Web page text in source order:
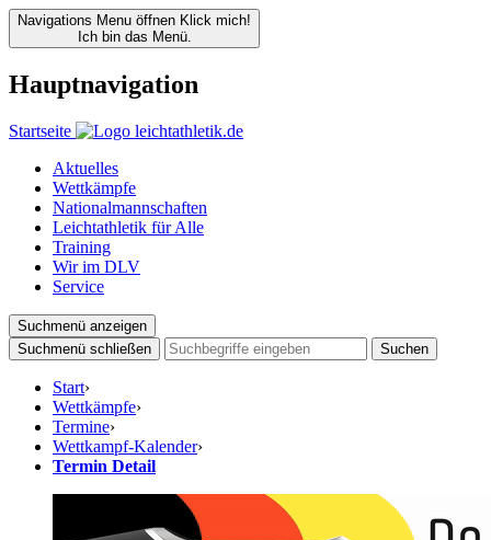
Navigations Menu öffnen Klick mich!
Ich bin das Menü.
Hauptnavigation
Startseite
Aktuelles
Wettkämpfe
Nationalmannschaften
Leichtathletik für Alle
Training
Wir im DLV
Service
Suchmenü anzeigen
Suchmenü schließen
Suchen
Start›
Wettkämpfe›
Termine›
Wettkampf-Kalender›
Termin Detail